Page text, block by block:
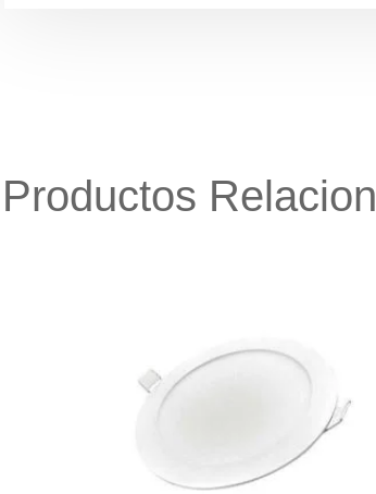
Productos